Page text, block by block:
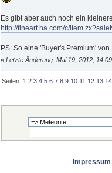
Es gibt aber auch noch ein
http://fineart.ha.com/c/
PS: So eine 'Buyer's Premium' von
« Letzte Änderung: Mai 19, 2012,
Seiten: 1 2 3 4 5 6 7 8 9 10 11 12 13 14
Impressum